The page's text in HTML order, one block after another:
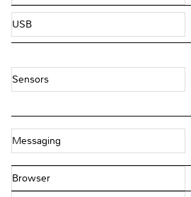
USB
Sensors
Messaging
Browser